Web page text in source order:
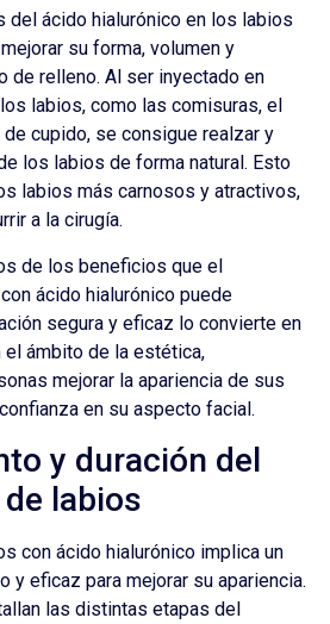
del ácido hialurónico en los labios
su forma, volumen y
de relleno. Al ser inyectado en
labios, como las comisuras, el
cupido, se consigue realzar y
los labios de forma natural. Esto
labios más carnosos y atractivos,
a la cirugía.
de los beneficios que el
ácido hialurónico puede
segura y eficaz lo convierte en
el ámbito de la estética,
mejorar la apariencia de sus
en su aspecto facial.
y duración del
labios
con ácido hialurónico implica un
y eficaz para mejorar su apariencia.
las distintas etapas del